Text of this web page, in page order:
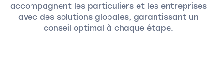
accompagnent les particuliers et les entreprises
avec des solutions globales, garantissant un
conseil optimal à chaque étape.